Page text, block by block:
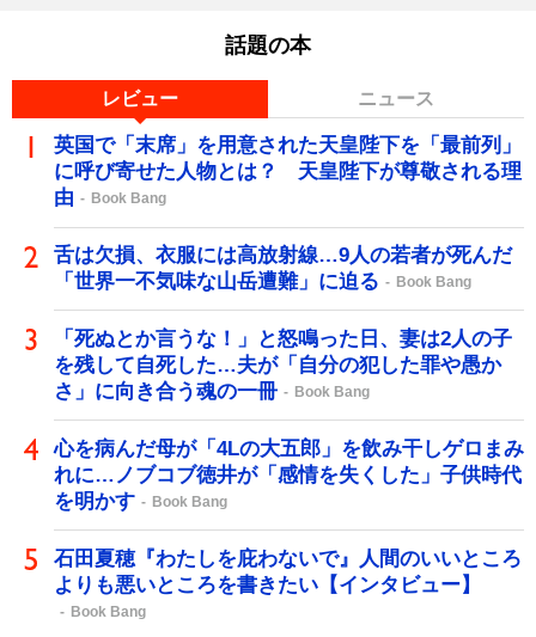
話題の本
レビュー ニュース
英国で「末席」を用意された天皇陛下を「最前列」
に呼び寄せた人物とは？ 天皇陛下が尊敬される理
由
Book Bang
舌は欠損、衣服には高放射線…9人の若者が死んだ
「世界一不気味な山岳遭難」に迫る
Book Bang
「死ぬとか言うな！」と怒鳴った日、妻は2人の子
を残して自死した…夫が「自分の犯した罪や愚か
さ」に向き合う魂の一冊
Book Bang
心を病んだ母が「4Lの大五郎」を飲み干しゲロまみ
れに…ノブコブ徳井が「感情を失くした」子供時代
を明かす
Book Bang
石田夏穂『わたしを庇わないで』人間のいいところ
よりも悪いところを書きたい【インタビュー】
Book Bang